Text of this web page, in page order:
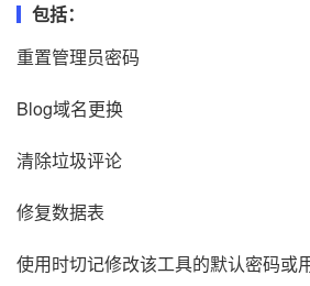
包括：
重置管理员密码
Blog域名更换
清除垃圾评论
修复数据表
使用时切记修改该工具的默认密码或